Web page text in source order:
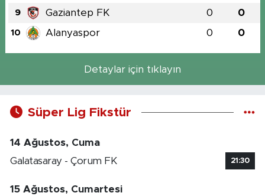
9 Gaziantep FK 0 0
10 Alanyaspor 0 0
Detaylar için tıklayın
Süper Lig Fikstür
14 Ağustos, Cuma
Galatasaray - Çorum FK
21:30
15 Ağustos, Cumartesi